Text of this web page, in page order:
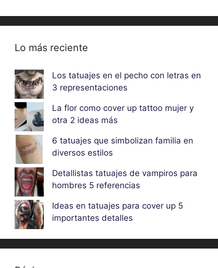
Lo más reciente
Los tatuajes en el pecho con letras en
3 representaciones
La flor como cover up tattoo mujer y
otra 2 ideas más
6 tatuajes que simbolizan familia en
diversos estilos
Detallistas tatuajes de vampiros para
hombres 5 referencias
Ideas en tatuajes para cover up 5
importantes detalles